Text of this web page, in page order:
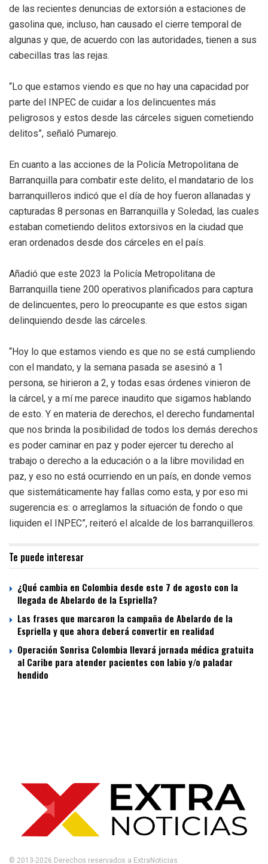
de las recientes denuncias de extorsión a estaciones de
gasolina que, incluso, han causado el cierre temporal de
algunas y que, de acuerdo con las autoridades, tienen a sus
cabecillas tras las rejas.
“Lo que estamos viendo es que no hay una capacidad por
parte del INPEC de cuidar a los delincuentes más
peligrosos y estos desde las cárceles siguen cometiendo
delitos”, señaló Pumarejo.
En cuanto a las acciones de la Policía Metropolitana de
Barranquilla para combatir este delito, el mandatario de los
barranquilleros indicó que el día de hoy fueron allanadas y
capturadas 8 personas en Barranquilla y Soledad, las cuales
estaban cometiendo delitos extorsivos en la ciudad que
eran ordenados desde dos cárceles en el país.
Añadió que este 2023 la Policía Metropolitana de
Barranquilla tiene 200 operativos planificados para captura
de delincuentes, pero lo preocupante es que estos sigan
delinquiendo desde las cárceles.
“Hoy lo que estamos viendo es que no se está cumpliendo
con el mandato, y la semana pasada se asesinó a 1
persona, se hirieron a 2, y todas esas órdenes vinieron de
la cárcel, y a mí me parece inaudito que sigamos hablando
de esto. Y en materia de derechos, el derecho fundamental
que nos brinda la posibilidad de todos los demás derechos
es poder caminar en paz y poder ejercer tu derecho al
trabajo o derecho a la educación o a la libre movilidad en
paz, y eso no está ocurriendo en un país, en donde vemos
que sistemáticamente hay fallas como esta, y por eso mi
sugerencia es: o arreglamos la situación de fondo o que
liquiden el INPEC”, reiteró el alcalde de los barranquilleros.
Te puede interesar
¿Qué cambia en Colombia desde este 7 de agosto con la
llegada de Abelardo de la Espriella?
Las frases que marcaron la campaña de Abelardo de la
Espriella y que ahora deberá convertir en realidad
Operación Sonrisa Colombia llevará jornada médica gratuita
al Caribe para atender pacientes con labio y/o paladar
hendido
© 2013-2026 Derechos reservados a ExtraNoticias